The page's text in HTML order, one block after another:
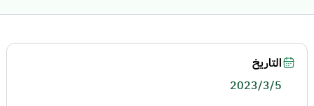
التاريخ
2023/3/5